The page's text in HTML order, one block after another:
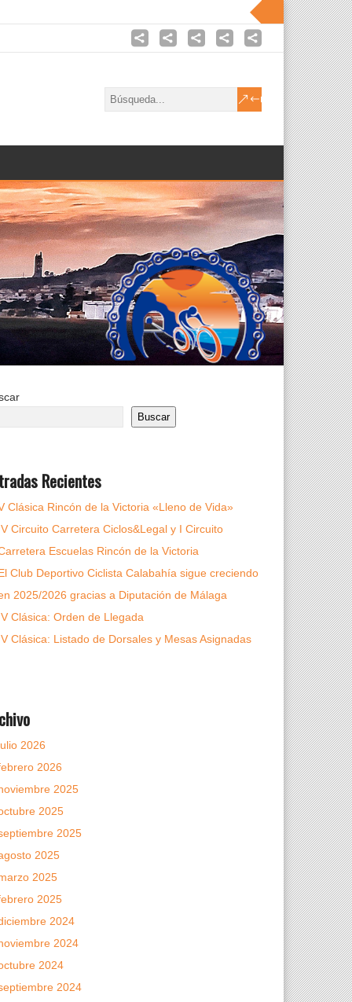
Buscar
Recientes
Clásica Rincón de la Victoria «Lleno de Vida»
Circuito Carretera Ciclos&Legal y I Circuito
Escuelas Rincón de la Victoria
Club Deportivo Ciclista Calabahía sigue creciendo
2025/2026 gracias a Diputación de Málaga
Clásica: Orden de Llegada
Clásica: Listado de Dorsales y Mesas Asignadas
2026
2026
2025
2025
2025
2025
2025
2025
2024
2024
2024
2024